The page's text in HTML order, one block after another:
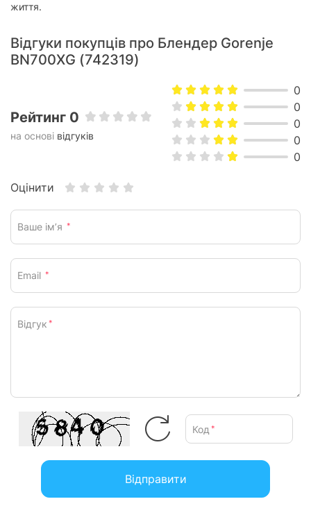
життя.
Відгуки покупців про Блендер Gorenje
BN700XG (742319)
Рейтинг 0
на основі відгуків
0
0
0
0
0
Оцінити
Ваше ім’я *
Email *
Відгук *
Код *
Відправити